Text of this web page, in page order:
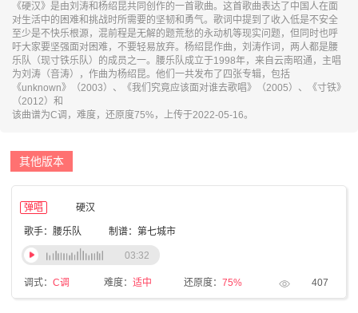
《硬汉》是由刘涛和杨绍昆共同创作的一首歌曲。这首歌曲表达了中国人在面
对生活中的困难和挑战时所需要的坚韧和勇气。歌词中提到了收入低是不安全
至少是不快乐根源，混前程是无解的题荒愁的永动机等现实问题，但同时也呼
吁大家要坚强面对困难，不要轻易放弃。杨绍昆作曲，刘涛作词，两人都是腰
乐队（现寸铁乐队）的成员之一。腰乐队成立于1998年，来自云南昭通，主唱
为刘涛（音涛），作曲为杨绍昆。他们一共发布了四张专辑，包括
《unknown》（2003）、《我们究竟应该面对谁去歌唱》（2005）、《寸铁》
（2012）和
该曲谱为C调，难度，还原度75%，上传于2022-05-16。
其他版本
弹唱 硬汉
歌手：腰乐队 制谱：第七城市
调式： C调 难度： 适中 还原度： 75% 407
03:32